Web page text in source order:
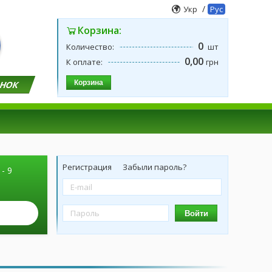
Укр / Рус
Корзина:
Количество: 0 шт
К оплате:
0,00 грн
Корзина
9
Регистрация Забыли пароль?
Войти